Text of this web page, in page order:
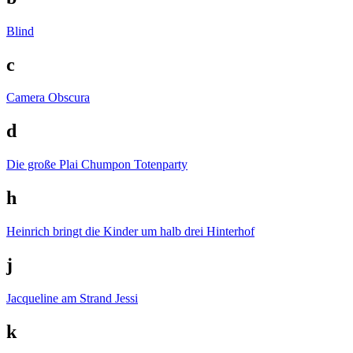
Blind
c
Camera Obscura
d
Die große Plai Chumpon Totenparty
h
Heinrich bringt die Kinder um halb drei Hinterhof
j
Jacqueline am Strand Jessi
k